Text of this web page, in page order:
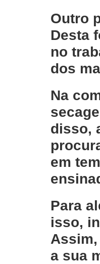
Outro
Desta
no
dos
Na
disso,
em
Para
isso,
a sua